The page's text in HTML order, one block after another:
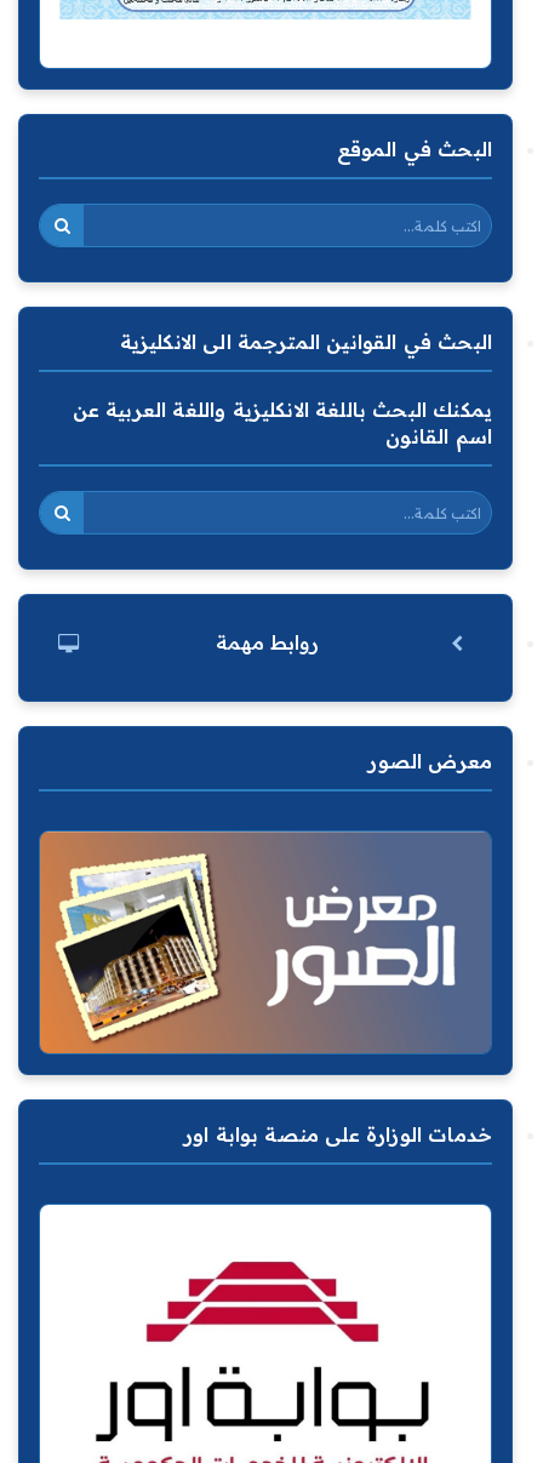
البحث في الموقع
البحث في القوانين المترجمة الى الانكليزية
يمكنك البحث باللغة الانكليزية واللغة العربية عن
اسم القانون
روابط مهمة
معرض الصور
خدمات الوزارة على منصة بوابة اور